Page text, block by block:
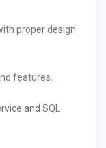
proper design
features.
and SQL